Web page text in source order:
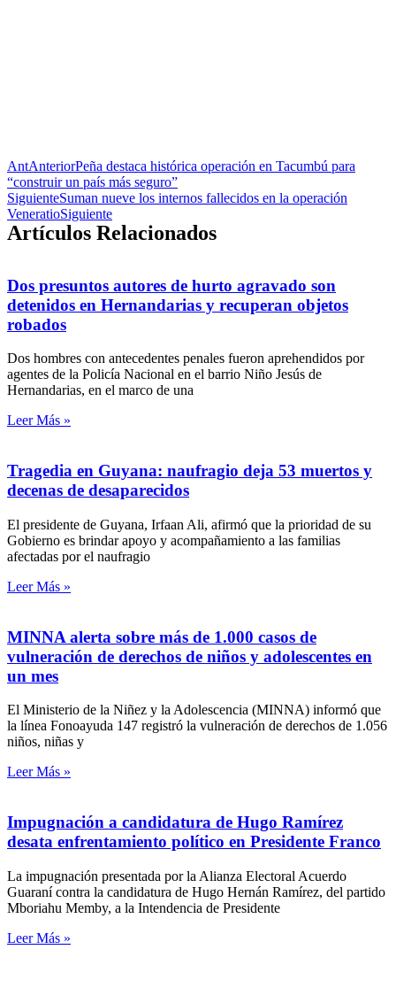
AntAnteriorPeña destaca histórica operación en Tacumbú para
“construir un país más seguro”
SiguienteSuman nueve los internos fallecidos en la operación
VeneratioSiguiente
Artículos Relacionados
Dos presuntos autores de hurto agravado son
detenidos en Hernandarias y recuperan objetos
robados
Dos hombres con antecedentes penales fueron aprehendidos por
agentes de la Policía Nacional en el barrio Niño Jesús de
Hernandarias, en el marco de una
Leer Más »
Tragedia en Guyana: naufragio deja 53 muertos y
decenas de desaparecidos
El presidente de Guyana, Irfaan Ali, afirmó que la prioridad de su
Gobierno es brindar apoyo y acompañamiento a las familias
afectadas por el naufragio
Leer Más »
MINNA alerta sobre más de 1.000 casos de
vulneración de derechos de niños y adolescentes en
un mes
El Ministerio de la Niñez y la Adolescencia (MINNA) informó que
la línea Fonoayuda 147 registró la vulneración de derechos de 1.056
niños, niñas y
Leer Más »
Impugnación a candidatura de Hugo Ramírez
desata enfrentamiento político en Presidente Franco
La impugnación presentada por la Alianza Electoral Acuerdo
Guaraní contra la candidatura de Hugo Hernán Ramírez, del partido
Mboriahu Memby, a la Intendencia de Presidente
Leer Más »